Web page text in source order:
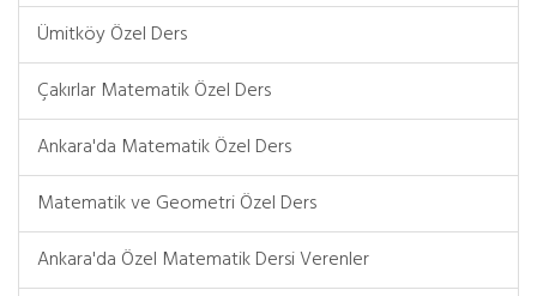
Ümitköy Özel Ders
Çakırlar Matematik Özel Ders
Ankara'da Matematik Özel Ders
Matematik ve Geometri Özel Ders
Ankara'da Özel Matematik Dersi Verenler